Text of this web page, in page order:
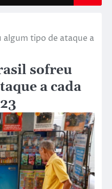
algum tipo de ataque a
sofreu
a cada